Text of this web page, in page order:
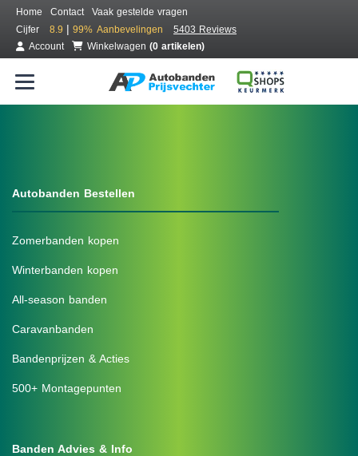
Home Contact
Vaak gestelde vragen
Cijfer
8.9 | 99% Aanbevelingen
5403 Reviews
Account
Winkelwagen (0 artikelen)
Autobanden Bestellen
Zomerbanden kopen
Winterbanden kopen
All-season banden
Caravanbanden
Bandenprijzen & Acties
500+ Montagepunten
Banden Advies & Info